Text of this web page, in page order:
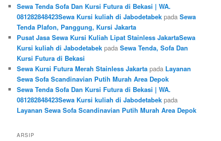
Sewa Tenda Sofa Dan Kursi Futura di Bekasi | WA.
081282848423Sewa Kursi kuliah di Jabodetabek padaSewa
Tenda Plafon, Panggung, Kursi Jakarta
Pusat Jasa Sewa Kursi Kuliah Lipat Stainless JakartaSewa
Kursi kuliah di Jabodetabek padaSewa Tenda, Sofa Dan
Kursi Futura di Bekasi
Sewa Kursi Futura Merah Stainless Jakarta pada Layanan
Sewa Sofa Scandinavian Putih Murah Area Depok
Sewa Tenda Sofa Dan Kursi Futura di Bekasi | WA.
081282848423Sewa Kursi kuliah di Jabodetabek pada
Layanan Sewa Sofa Scandinavian Putih Murah Area Depok
ARSIP